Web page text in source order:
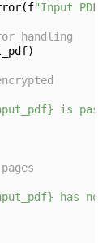
"Input PDF
handling
is
has no